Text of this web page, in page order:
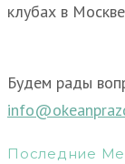
клубах в
Будем рады
Последние